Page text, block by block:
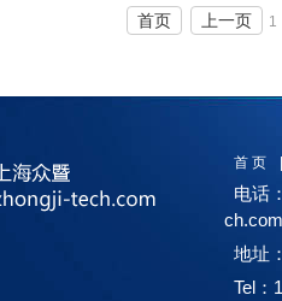
首页 上一页 1
首 页
电话
ch.com
地址
Tel：